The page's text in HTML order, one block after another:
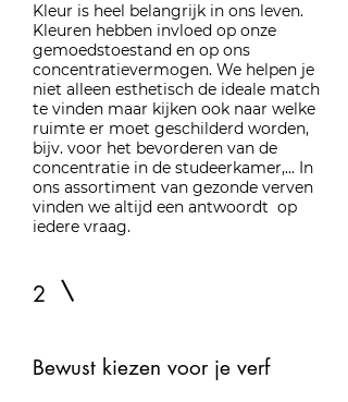
Kleur is heel belangrijk in ons leven.
Kleuren hebben invloed op onze
gemoedstoestand en op ons
concentratievermogen. We helpen je
niet alleen esthetisch de ideale match
te vinden maar kijken ook naar welke
ruimte er moet geschilderd worden,
bijv. voor het bevorderen van de
concentratie in de studeerkamer,... In
ons assortiment van gezonde verven
vinden we altijd een antwoordt op
iedere vraag.
2
Bewust kiezen voor je verf